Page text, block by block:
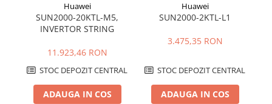
Huawei
SUN2000-20KTL-M5,
INVERTOR STRING
11.923,46 RON
STOC DEPOZIT CENTRAL
ADAUGA IN COS
Huawei
SUN2000-2KTL-L1
3.475,35 RON
STOC DEPOZIT CENTRAL
ADAUGA IN COS